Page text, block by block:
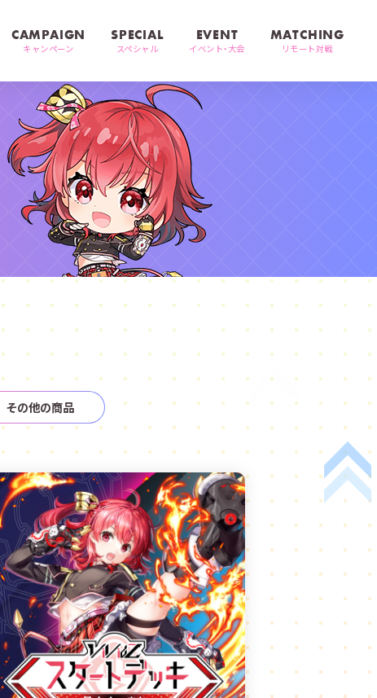
CAMPAIGN
キャンペーン
SPECIAL
スペシャル
EVENT
イベント・大会
MATCHING
リモート対戦
その他の商品